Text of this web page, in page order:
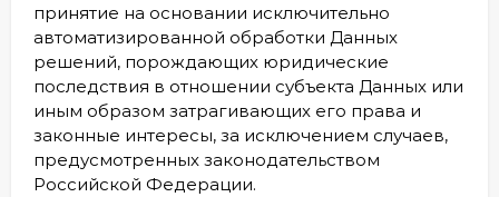
принятие на основании исключительно
автоматизированной обработки Данных
решений, порождающих юридические
последствия в отношении субъекта Данных или
иным образом затрагивающих его права и
законные интересы, за исключением случаев,
предусмотренных законодательством
Российской Федерации.